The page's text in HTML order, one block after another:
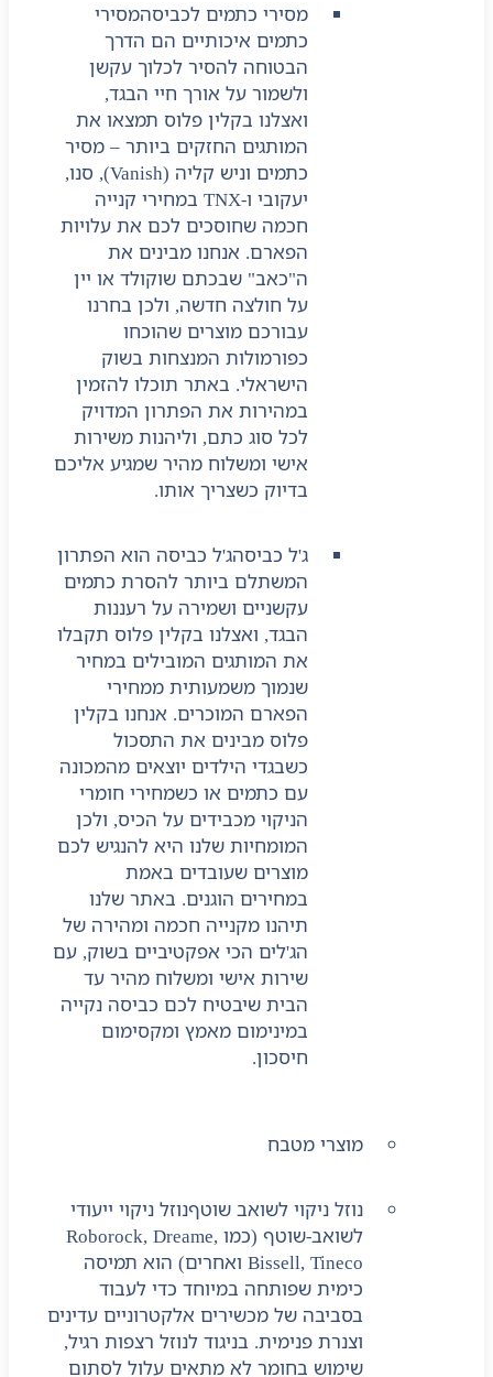
מסירי כתמים לכביסהמסירי
כתמים איכותיים הם הדרך
הבטוחה להסיר לכלוך עקשן
ולשמור על אורך חיי הבגד,
ואצלנו בקלין פלוס תמצאו את
המותגים החזקים ביותר – מסיר
כתמים וניש קליה (Vanish), סנו,
יעקובי ו-TNX במחירי קנייה
חכמה שחוסכים לכם את עלויות
הפארם. אנחנו מבינים את
ה"כאב" שבכתם שוקולד או יין
על חולצה חדשה, ולכן בחרנו
עבורכם מוצרים שהוכחו
כפורמולות המנצחות בשוק
הישראלי. באתר תוכלו להזמין
במהירות את הפתרון המדויק
לכל סוג כתם, וליהנות משירות
אישי ומשלוח מהיר שמגיע אליכם
בדיוק כשצריך אותו.
ג'ל כביסהג'ל כביסה הוא הפתרון
המשתלם ביותר להסרת כתמים
עקשניים ושמירה על רעננות
הבגד, ואצלנו בקלין פלוס תקבלו
את המותגים המובילים במחיר
שנמוך משמעותית ממחירי
הפארם המוכרים. אנחנו בקלין
פלוס מבינים את התסכול
כשבגדי הילדים יוצאים מהמכונה
עם כתמים או כשמחירי חומרי
הניקוי מכבידים על הכיס, ולכן
המומחיות שלנו היא להנגיש לכם
מוצרים שעובדים באמת
במחירים הוגנים. באתר שלנו
תיהנו מקנייה חכמה ומהירה של
הג'לים הכי אפקטיביים בשוק, עם
שירות אישי ומשלוח מהיר עד
הבית שיבטיח לכם כביסה נקייה
במינימום מאמץ ומקסימום
חיסכון.
מוצרי מטבח
נוזל ניקוי לשואב שוטףנוזל ניקוי ייעודי
לשואב-שוטף (כמו Roborock, Dreame,
Bissell, Tineco ואחרים) הוא תמיסה
כימית שפותחה במיוחד כדי לעבוד
בסביבה של מכשירים אלקטרוניים עדינים
וצנרת פנימית. בניגוד לנוזל רצפות רגיל,
שימוש בחומר לא מתאים עלול לסתום